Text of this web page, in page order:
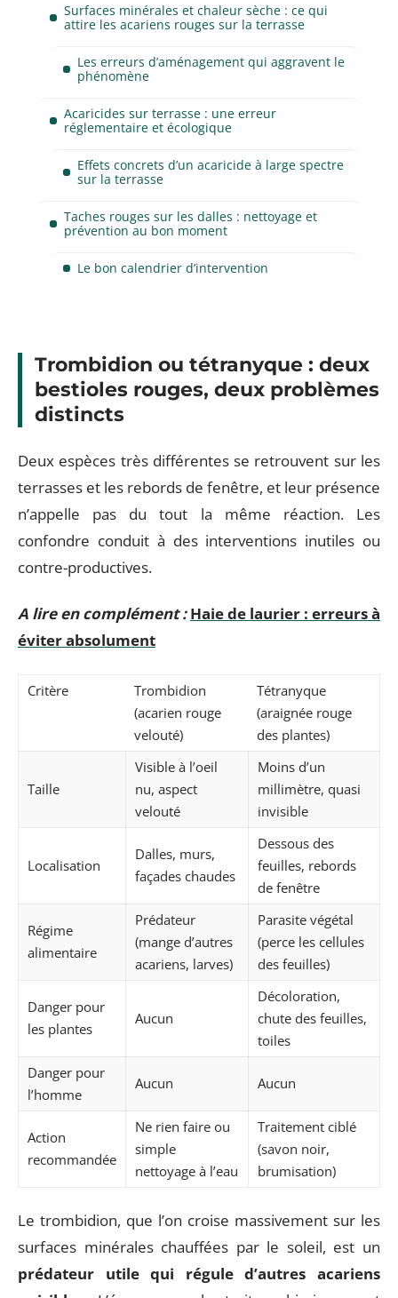
Surfaces minérales et chaleur sèche : ce qui
attire les acariens rouges sur la terrasse
Les erreurs d’aménagement qui aggravent le
phénomène
Acaricides sur terrasse : une erreur
réglementaire et écologique
Effets concrets d’un acaricide à large spectre
sur la terrasse
Taches rouges sur les dalles : nettoyage et
prévention au bon moment
Le bon calendrier d’intervention
Trombidion ou tétranyque : deux
bestioles rouges, deux problèmes
distincts
Deux espèces très différentes se retrouvent sur les
terrasses et les rebords de fenêtre, et leur présence
n’appelle pas du tout la même réaction. Les
confondre conduit à des interventions inutiles ou
contre-productives.
A lire en complément : Haie de laurier : erreurs à
éviter absolument
Critère
Trombidion
(acarien rouge
velouté)
Tétranyque
(araignée rouge
des plantes)
Taille
Visible à l’oeil
nu, aspect
velouté
Moins d’un
millimètre, quasi
invisible
Localisation
Dalles, murs,
façades chaudes
Dessous des
feuilles, rebords
de fenêtre
Régime
alimentaire
Prédateur
(mange d’autres
acariens, larves)
Parasite végétal
(perce les cellules
des feuilles)
Danger pour
les plantes
Aucun
Décoloration,
chute des feuilles,
toiles
Danger pour
l’homme
Aucun Aucun
Action
recommandée
Ne rien faire ou
simple
nettoyage à l’eau
Traitement ciblé
(savon noir,
brumisation)
Le trombidion, que l’on croise massivement sur les
surfaces minérales chauffées par le soleil, est un
prédateur utile qui régule d’autres acariens